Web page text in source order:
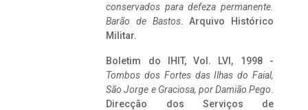
conservados para defeza permanente.
Barão de Bastos. Arquivo Histórico
Militar.
Boletim do IHIT, Vol. LVI, 1998 -
Tombos dos Fortes das Ilhas do Faial,
São Jorge e Graciosa, por Damião Pego.
Direcção dos Serviços de